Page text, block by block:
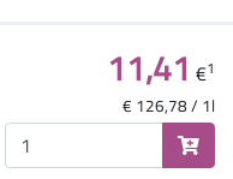
11,41 €1
€ 126,78 / 1l